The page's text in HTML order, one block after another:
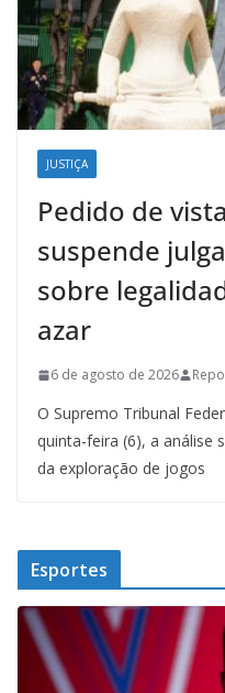
JUSTIÇA
Pedido de
suspende
sobre
azar
6 de agosto de 2026
O Supremo Tribunal
quinta-feira (6), a análise
da exploração de jogos
Esportes